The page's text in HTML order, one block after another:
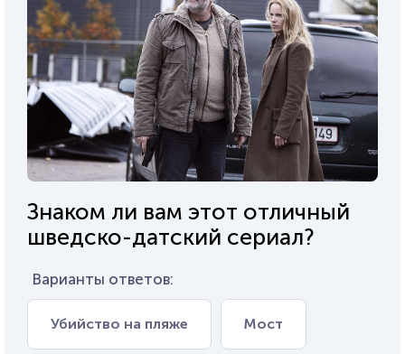
Знаком ли вам этот отличный
шведско-датский сериал?
Варианты ответов:
Убийство на пляже Мост